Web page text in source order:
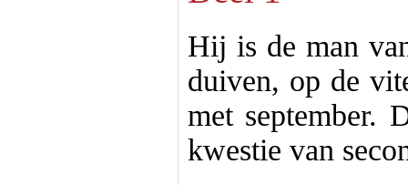
Hij is de man
duiven, op de
met september.
kwestie van